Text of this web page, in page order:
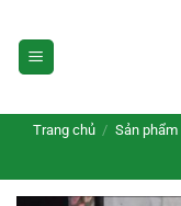
qua
nội
Trang chủ / Sản phẩm